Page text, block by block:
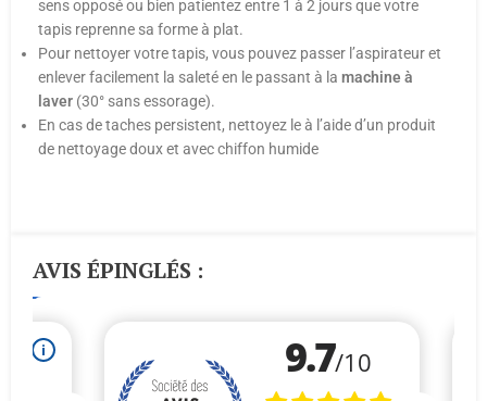
sens opposé ou bien patientez entre 1 à 2 jours que votre
tapis reprenne sa forme à plat.
Pour nettoyer votre tapis, vous pouvez passer l’aspirateur et
enlever facilement la saleté en le passant à la machine à
laver (30° sans essorage).
En cas de taches persistent, nettoyez le à l’aide d’un produit
de nettoyage doux et avec chiffon humide
AVIS ÉPINGLÉS :